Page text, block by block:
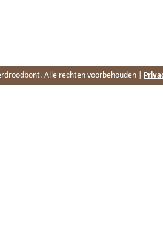
Alle rechten voorbehouden |